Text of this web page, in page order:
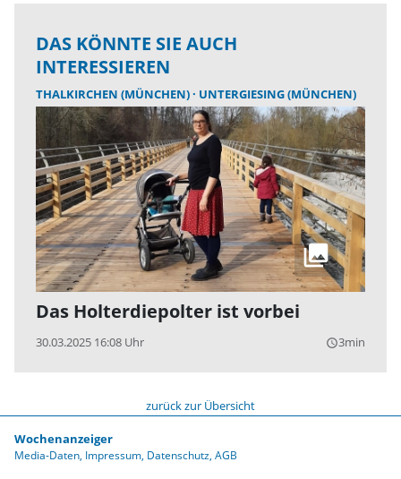
DAS KÖNNTE SIE AUCH
INTERESSIEREN
THALKIRCHEN (MÜNCHEN) UNTERGIESING (MÜNCHEN)
Das Holterdiepolter ist vorbei
30.03.2025 16:08 Uhr query_builder3min
zurück zur Übersicht
Wochenanzeiger
Media-Daten Impressum Datenschutz AGB